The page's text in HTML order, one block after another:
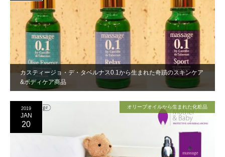
カスティージョ・デ・タベルナス0.1から生まれた奇蹟のスキンケア
&ボディケア商品
2019
JAN
20
オリーブオイルから生まれた化粧品